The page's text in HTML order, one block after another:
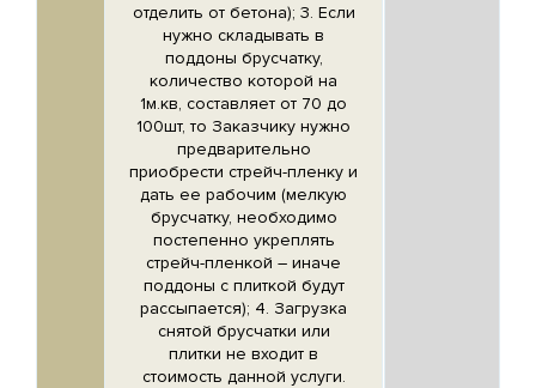
отделить от бетона); 3. Если
нужно складывать в
поддоны брусчатку,
количество которой на
1м.кв, составляет от 70 до
100шт, то Заказчику нужно
предварительно
приобрести стрейч-пленку и
дать ее рабочим (мелкую
брусчатку, необходимо
постепенно укреплять
стрейч-пленкой – иначе
поддоны с плиткой будут
рассыпается); 4. Загрузка
снятой брусчатки или
плитки не входит в
стоимость данной услуги.